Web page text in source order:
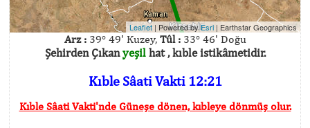
Leaflet | Powered byEsri | Earthstar Geographics
Arz :39° 49' Kuzey, Tûl :33° 46' Doğu
Şehirden Çıkanyeşilhat , kıble istikâmetidir.
Kıble Sâati Vakti 12:21
Kıble Sâati Vakti'nde Güneşe dönen, kıbleye dönmüş olur.